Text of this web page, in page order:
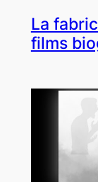
La
films